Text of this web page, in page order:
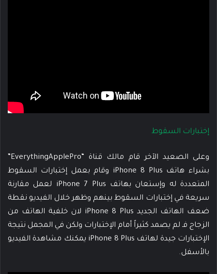
إختبارات السقوط
وعلى الصعيد الآخر قام مالك قناة “EverythingApplePro”
بشراء هاتف iPhone 8 Plus وقام بعمل إختبارات السقوط
المتعددة له وإستعان بهاتف iPhone 7 Plus لعمل مقارنة
سريعة في إختبارات السقوط بينهم وظهر خلال الفيديو نقطة
ضعف الهاتف الجديد iPhone 8 Plus لان خلفية الهاتف من
الزجاج فـ لم يصمد كثيراً أمام الإختبارات ولكن في المجمل نتيجة
الإختبارات جيدة لهاتف iPhone 8 Plus يمكنك مشاهدة الفيديو
بالأسفل.